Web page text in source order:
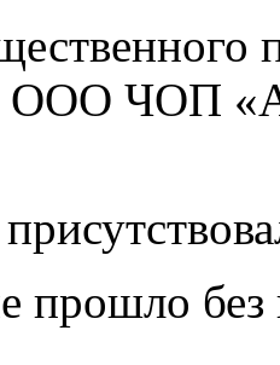
ООО ЧОП
прошло без